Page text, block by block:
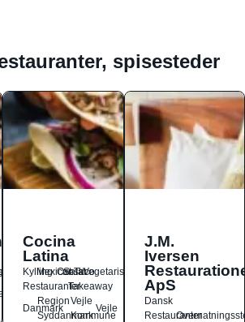
spisesteder
Cocina
Latina
Kylling
Mexicansk
OstSalat
TacoVegetarisk
RestauranterTakeaway
Danmark
Region
Syddanmark
Vejle
Kommune
Vejle
J.M.
Iversen
ApS
Dansk
Restauranter